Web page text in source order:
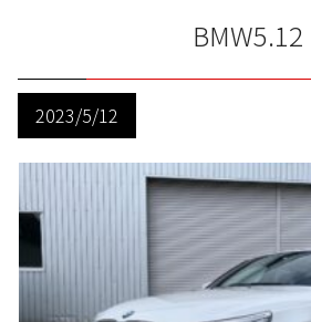
BMW5.12
2023/5/12